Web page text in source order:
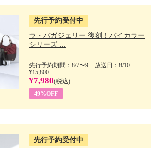
先行予約受付中
ラ・バガジェリー 復刻！バイカラー
シリーズ ...
先行予約期間：8/7〜9 放送日：8/10
¥15,800
¥7,980(税込)
49%OFF
先行予約受付中